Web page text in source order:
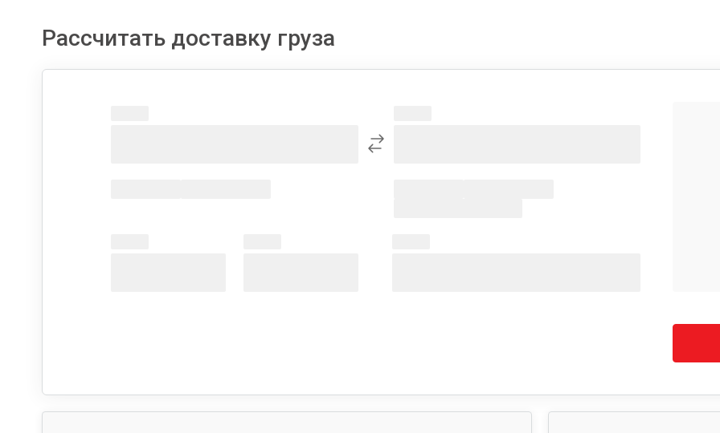
Рассчитать доставку груза